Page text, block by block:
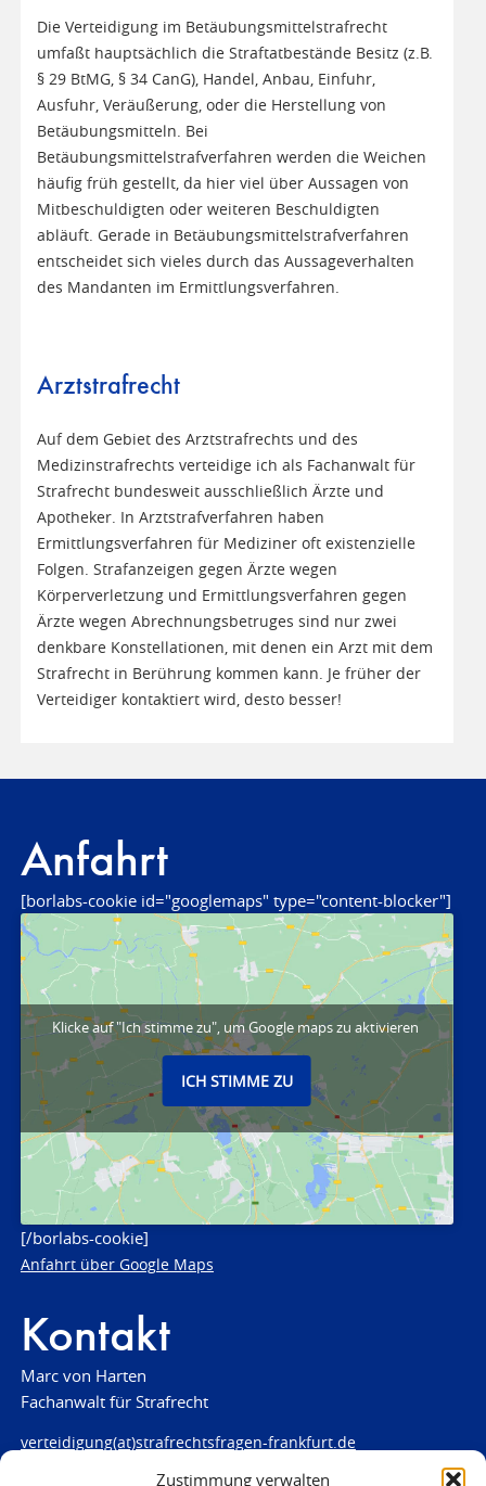
Zustimmung verwalten
Die Verteidigung im Betäubungsmittelstrafrecht
umfaßt hauptsächlich die Straftatbestände Besitz (z.B.
§ 29 BtMG, § 34 CanG), Handel, Anbau, Einfuhr,
Ausfuhr, Veräußerung, oder die Herstellung von
Betäubungsmitteln. Bei
Betäubungsmittelstrafverfahren werden die Weichen
häufig früh gestellt, da hier viel über Aussagen von
Mitbeschuldigten oder weiteren Beschuldigten
abläuft. Gerade in Betäubungsmittelstrafverfahren
entscheidet sich vieles durch das Aussageverhalten
des Mandanten im Ermittlungsverfahren.
Arztstrafrecht
Auf dem Gebiet des Arztstrafrechts und des
Medizinstrafrechts verteidige ich als Fachanwalt für
Strafrecht bundesweit ausschließlich Ärzte und
Apotheker. In Arztstrafverfahren haben
Ermittlungsverfahren für Mediziner oft existenzielle
Folgen. Strafanzeigen gegen Ärzte wegen
Körperverletzung und Ermittlungsverfahren gegen
Ärzte wegen Abrechnungsbetruges sind nur zwei
denkbare Konstellationen, mit denen ein Arzt mit dem
Strafrecht in Berührung kommen kann. Je früher der
Verteidiger kontaktiert wird, desto besser!
Anfahrt
[borlabs-cookie id="googlemaps" type="content-blocker"]
Klicke auf "Ich stimme zu", um Google maps zu aktivieren
ICH STIMME ZU
[/borlabs-cookie]
Anfahrt über Google Maps
Kontakt
Marc von Harten
Fachanwalt für Strafrecht
verteidigung(at)strafrechtsfragen-frankfurt.de